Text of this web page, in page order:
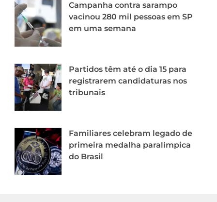
Campanha contra sarampo
vacinou 280 mil pessoas em SP
em uma semana
Partidos têm até o dia 15 para
registrarem candidaturas nos
tribunais
Familiares celebram legado de
primeira medalha paralímpica
do Brasil